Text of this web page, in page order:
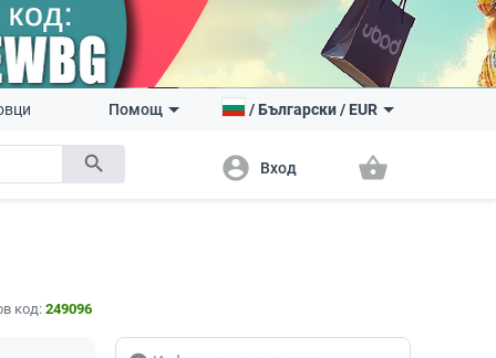
search
Помощ /Български/ EUR
account_circle Вход shopping_basket
код: 249096